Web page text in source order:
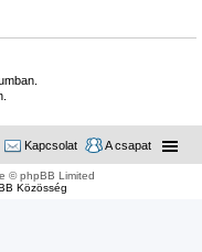
A csapat
Kapcsolat
© phpBB Limited
Közösség